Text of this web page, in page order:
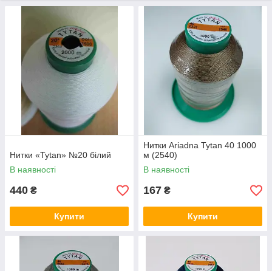
Нитки «Tytan» №20 білий
В наявності
440 ₴
Купити
Нитки Ariadna Tytan 40 1000
м (2540)
В наявності
167 ₴
Купити